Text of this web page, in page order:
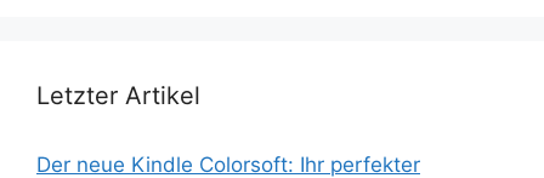
Letzter Artikel
Der neue Kindle Colorsoft: Ihr perfekter